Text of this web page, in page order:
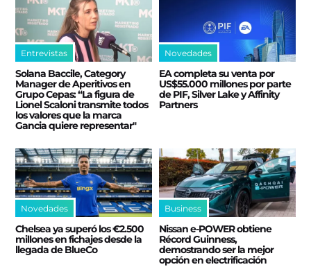
Entrevistas
Solana Baccile, Category
Manager de Aperitivos en
Grupo Cepas: “La figura de
Lionel Scaloni transmite todos
los valores que la marca
Gancia quiere representar"
Novedades
EA completa su venta por
US$55.000 millones por parte
de PIF, Silver Lake y Affinity
Partners
Novedades
Chelsea ya superó los €2.500
millones en fichajes desde la
llegada de BlueCo
Business
Nissan e‑POWER obtiene
Récord Guinness,
demostrando ser la mejor
opción en electrificación